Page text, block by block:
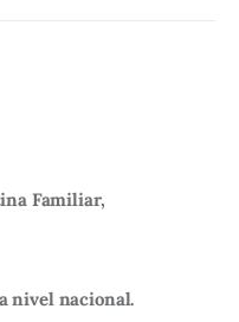
Familiar,
nivel nacional.